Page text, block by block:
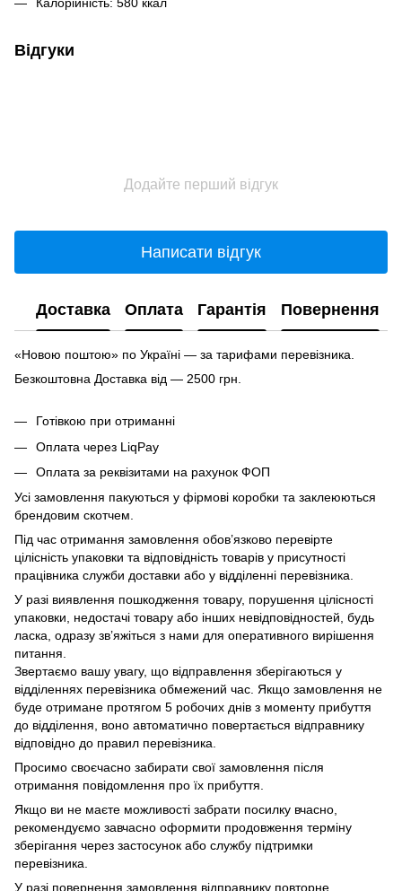
Відгуки
Додайте перший відгук
Написати відгук
Доставка Оплата Гарантія Повернення
«Новою поштою» по Україні — за тарифами перевізника.
Безкоштовна Доставка від — 2500 грн.
Готівкою при отриманні
Оплата через LiqPay
Оплата за реквізитами на рахунок ФОП
Усі замовлення пакуються у фірмові коробки та заклеюються
брендовим скотчем.
Під час отримання замовлення обов’язково перевірте
цілісність упаковки та відповідність товарів у присутності
працівника служби доставки або у відділенні перевізника.
У разі виявлення пошкодження товару, порушення цілісності
упаковки, недостачі товару або інших невідповідностей, будь
ласка, одразу зв’яжіться з нами для оперативного вирішення
питання.
Звертаємо вашу увагу, що відправлення зберігаються у
відділеннях перевізника обмежений час. Якщо замовлення не
буде отримане протягом 5 робочих днів з моменту прибуття
до відділення, воно автоматично повертається відправнику
відповідно до правил перевізника.
Просимо своєчасно забирати свої замовлення після
отримання повідомлення про їх прибуття.
Якщо ви не маєте можливості забрати посилку вчасно,
рекомендуємо завчасно оформити продовження терміну
зберігання через застосунок або службу підтримки
перевізника.
У разі повернення замовлення відправнику повторне